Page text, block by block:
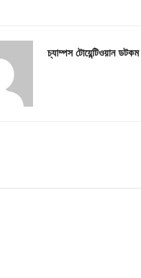
চ্যাম্পস টোয়েন্টিওয়ান